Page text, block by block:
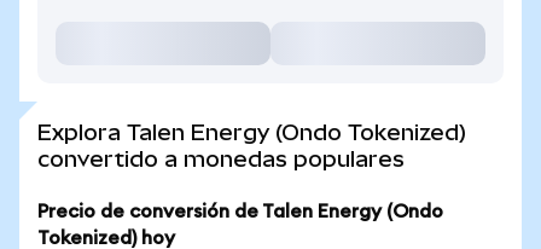
Explora Talen Energy (Ondo Tokenized)
convertido a monedas populares
Precio de conversión de Talen Energy (Ondo
Tokenized) hoy